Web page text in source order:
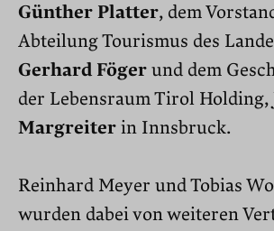
Günther Platter, dem
Abteilung Tourismus des
Gerhard Föger und dem
der Lebensraum Tirol Holding,
Margreiter in Innsbruck.
Reinhard Meyer und Tobias
wurden dabei von weiteren